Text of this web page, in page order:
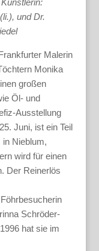
und Dr.
Malerin
Monika
großen
Öl- und
Ausstellung
Juni, ist ein Teil
Nieblum,
wird für einen
Der Reinerlös
Schröder-
hat sie im